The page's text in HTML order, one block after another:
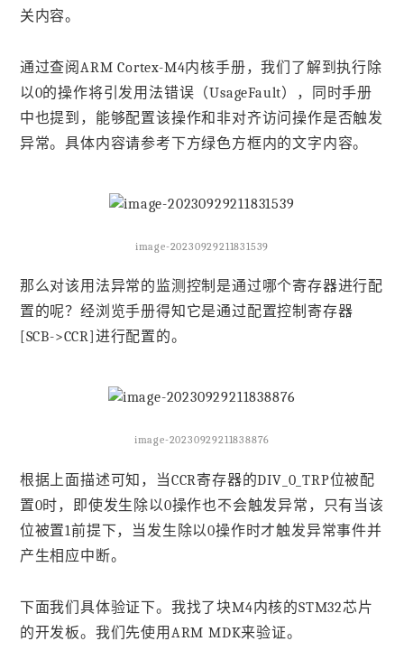
关内容。
通过查阅ARM Cortex-M4内核手册，我们了解到执行除
以0的操作将引发用法错误（UsageFault），同时手册
中也提到，能够配置该操作和非对齐访问操作是否触发
异常。具体内容请参考下方绿色方框内的文字内容。
image-20230929211831539
那么对该用法异常的监测控制是通过哪个寄存器进行配
置的呢？经浏览手册得知它是通过配置控制寄存器
[SCB->CCR]进行配置的。
image-20230929211838876
根据上面描述可知，当CCR寄存器的DIV_0_TRP位被配
置0时，即使发生除以0操作也不会触发异常，只有当该
位被置1前提下，当发生除以0操作时才触发异常事件并
产生相应中断。
下面我们具体验证下。我找了块M4内核的STM32芯片
的开发板。我们先使用ARM MDK来验证。